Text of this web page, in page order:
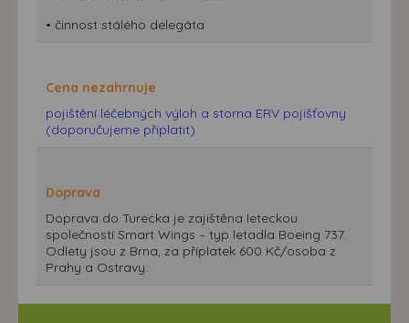
• činnost stálého delegáta
Cena nezahrnuje
pojištění léčebných výloh a storna ERV pojišťovny
(doporučujeme připlatit)
Doprava
Doprava do Turecka je zajištěna leteckou
společností Smart Wings – typ letadla Boeing 737.
Odlety jsou z Brna, za příplatek 600 Kč/osoba z
Prahy a Ostravy.